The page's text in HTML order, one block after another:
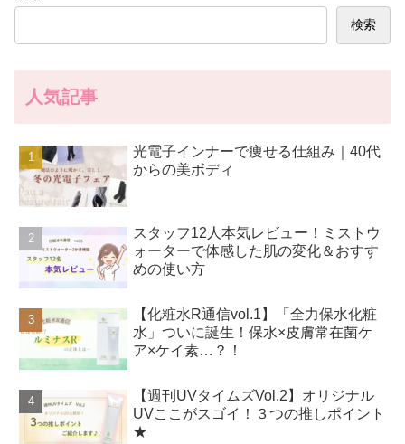
検索
人気記事
光電子インナーで痩せる仕組み｜40代
からの美ボディ
スタッフ12人本気レビュー！ミストウ
ォーターで体感した肌の変化＆おすす
めの使い方
【化粧水R通信vol.1】「全力保水化粧
水」ついに誕生！保水×皮膚常在菌ケ
ア×ケイ素…？！
【週刊UVタイムズVol.2】オリジナル
UVここがスゴイ！３つの推しポイント
★